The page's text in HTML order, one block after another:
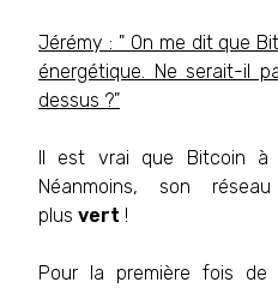
Jérémy : " On me dit que
énergétique. Ne serait-il
dessus ?"
Il est vrai que Bitcoin à
Néanmoins, son
plusvert !
Pour la première fois